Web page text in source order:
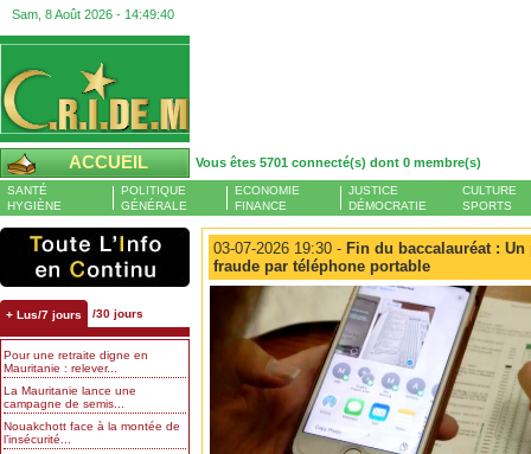
Sam, 8 Août 2026 - 14:49:41
ACCUEIL Vous êtes 5701 connecté(s) dont 0 membre(s)
SANTÉ
HYGIÈNE
POLITIQUE
GÉNÉRALE
ECONOMIE
FINANCE
JUSTICE
DÉMOCRATIE
CULTURE
SPORTS
+ Lus/7 jours /30 jours
Pour une retraite digne en
Mauritanie : relever...
La Mauritanie lance une
campagne de semis...
Nouakchott face à la montée de
l’insécurité...
03-07-2026 19:30 - Fin du baccalauréat :
fraude par téléphone portable